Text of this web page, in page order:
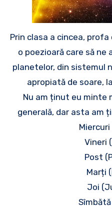
Prin clasa a cincea,
o poezioară care să
planetelor, din sistemul
apropiată de soare,
Nu am ținut eu minte
generală, dar asta am
Vineri
Post
Marți
Joi